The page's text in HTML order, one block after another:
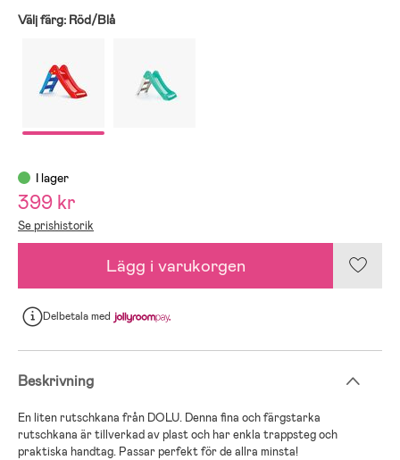
Välj färg: Röd/Blå
I lager
399 kr
Se prishistorik
Lägg i varukorgen
Delbetalamed
Beskrivning
En liten rutschkana från DOLU. Denna fina och färgstarka
rutschkana är tillverkad av plast och har enkla trappsteg och
praktiska handtag. Passar perfekt för de allra minsta!